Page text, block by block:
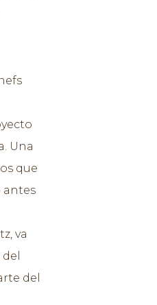
Una
que
antes
va
del